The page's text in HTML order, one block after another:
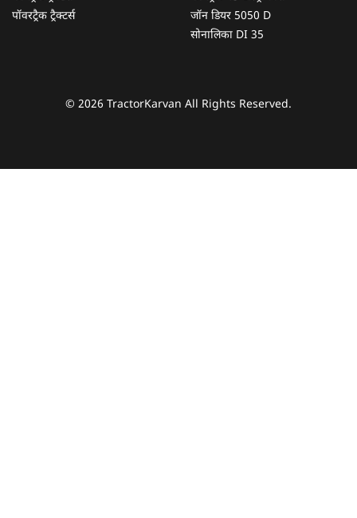
पॉवरट्रैक ट्रैक्टर्स
जॉन डियर 5050 D
सोनालिका DI 35
© 2026 TractorKarvan All Rights Reserved.